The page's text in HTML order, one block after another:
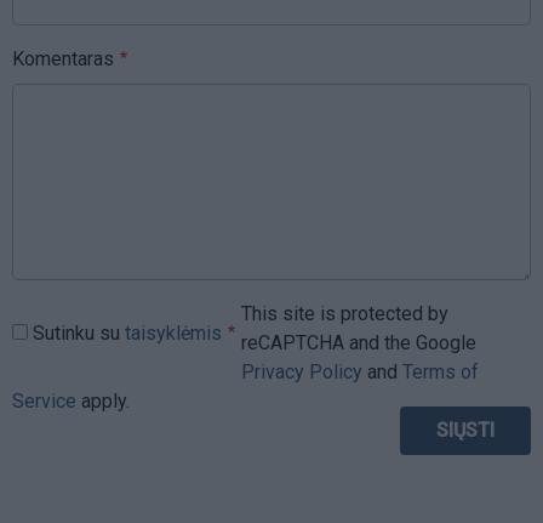
Komentaras
Sutinku su taisyklėmis
This site is protected by
reCAPTCHA and the Google
Privacy Policy and Terms of
Service apply.